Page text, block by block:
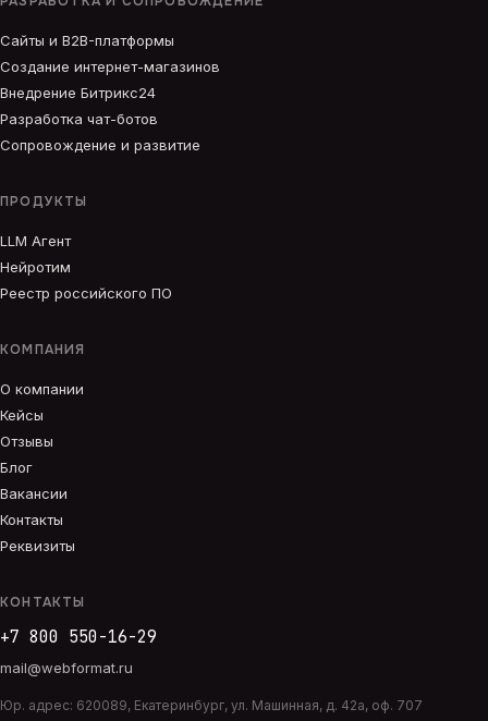
Сайты и B2B-платформы
Создание интернет-магазинов
Внедрение Битрикс24
Разработка чат-ботов
Сопровождение и развитие
ПРОДУКТЫ
LLM Агент
Нейротим
Реестр российского ПО
КОМПАНИЯ
О компании
Кейсы
Отзывы
Блог
Вакансии
Контакты
Реквизиты
КОНТАКТЫ
+7 800 550-16-29
mail@webformat.ru
Юр. адрес: 620089, Екатеринбург, ул. Машинная, д. 42а, оф. 707